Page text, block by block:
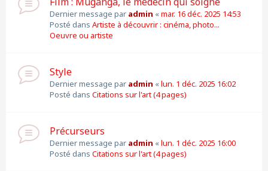
Dernier message par admin «mar. 16 déc. 2025 14:53
Posté dans Artiste à découvrir : cinéma, photo...
Oeuvre ou artiste
Style
Dernier message par admin «lun. 1 déc. 2025 16:02
Posté dans Citations sur l'art (4 pages)
Précurseurs
Dernier message par admin «lun. 1 déc. 2025 16:00
Posté dans Citations sur l'art (4 pages)